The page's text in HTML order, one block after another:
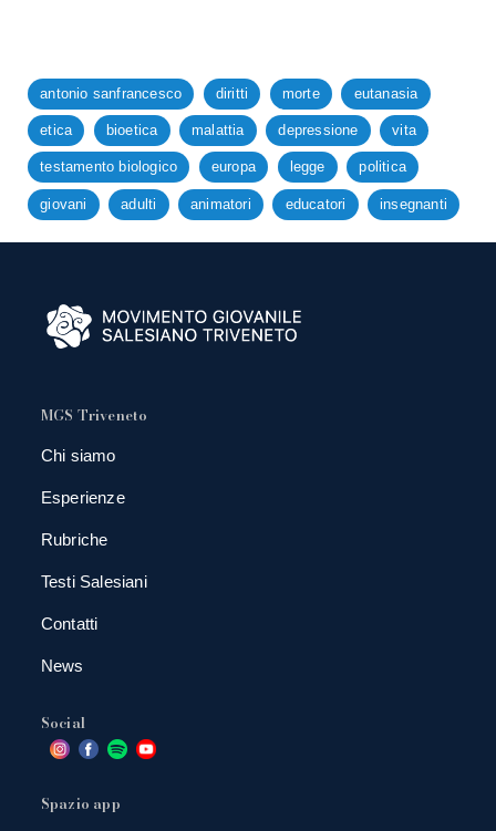
antonio sanfrancesco diritti morte eutanasia
etica bioetica malattia depressione vita
testamento biologico europa legge politica
giovani adulti animatori educatori insegnanti
MGS Triveneto
Chi siamo
Esperienze
Rubriche
Testi Salesiani
Contatti
News
Social
Spazio app